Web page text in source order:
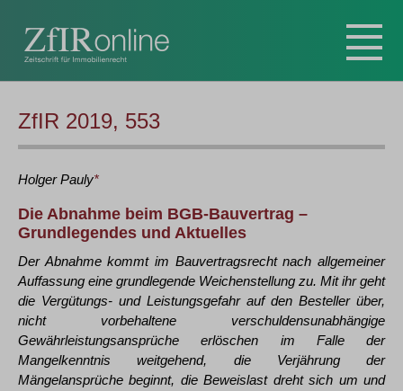
ZfIR 2019, 553
Holger Pauly*
Die Abnahme beim BGB-Bauvertrag –
Grundlegendes und Aktuelles
Der Abnahme kommt im Bauvertragsrecht nach allgemeiner
Auffassung eine grundlegende Weichenstellung zu. Mit ihr geht
die Vergütungs- und Leistungsgefahr auf den Besteller über,
nicht vorbehaltene verschuldensunabhängige
Gewährleistungsansprüche erlöschen im Falle der
Mangelkenntnis weitgehend, die Verjährung der
Mängelansprüche beginnt, die Beweislast dreht sich um und